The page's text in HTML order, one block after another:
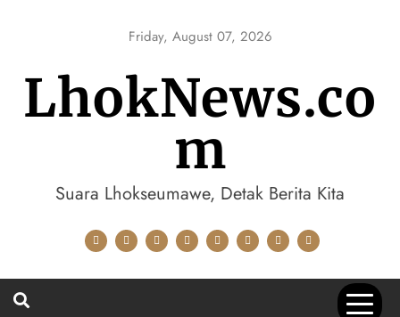
Friday, August 07, 2026
LhokNews.co
m
Suara Lhokseumawe, Detak Berita Kita